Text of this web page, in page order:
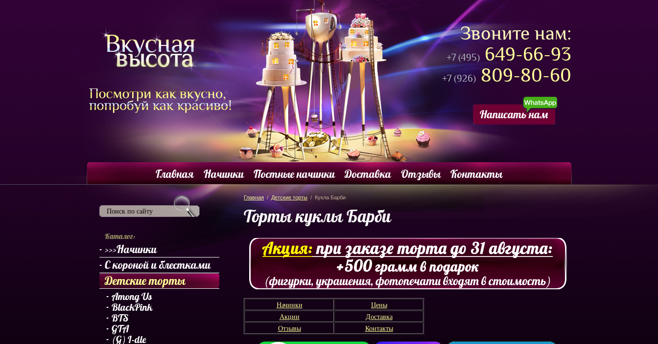
Звоните нам:
+7 (495) 649-66-93
+7 (926)809-80-60
Главная Начинки Постные начинки Доставка Отзывы Контакты
Каталог:
>>>Начинки
С короной и блестками
Детские торты
Among Us
BlackPink
BTS
GTA
(G) I-dle
Главная / Детские торты / Кукла Барби
Торты куклы Барби
Начинки
Цены
Акции
Доставка
Отзывы
Контакты